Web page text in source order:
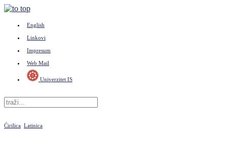
English
Linkovi
Impresum
Web Mail
Univerzitet IS
Ćirilica Latinica